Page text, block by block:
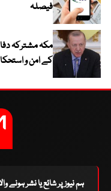
فیصلہ
مکہ مشترکہ
کے امن و
ہم نیوز پر شائع یا نشر ہونے